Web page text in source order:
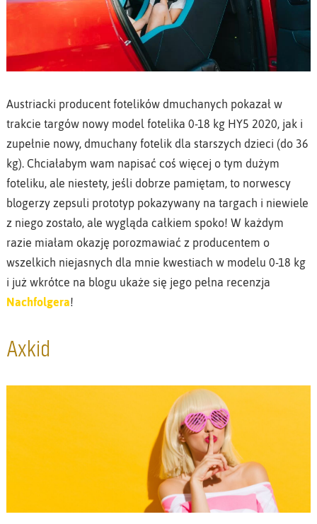
Austriacki producent fotelików dmuchanych pokazał w
trakcie targów nowy model fotelika 0-18 kg HY5 2020, jak i
zupełnie nowy, dmuchany fotelik dla starszych dzieci (do 36
kg). Chciałabym wam napisać coś więcej o tym dużym
foteliku, ale niestety, jeśli dobrze pamiętam, to norwescy
blogerzy zepsuli prototyp pokazywany na targach i niewiele
z niego zostało, ale wygląda całkiem spoko! W każdym
razie miałam okazję porozmawiać z producentem o
wszelkich niejasnych dla mnie kwestiach w modelu 0-18 kg
i już wkrótce na blogu ukaże się jego pełna recenzja
Nachfolgera!
Axkid